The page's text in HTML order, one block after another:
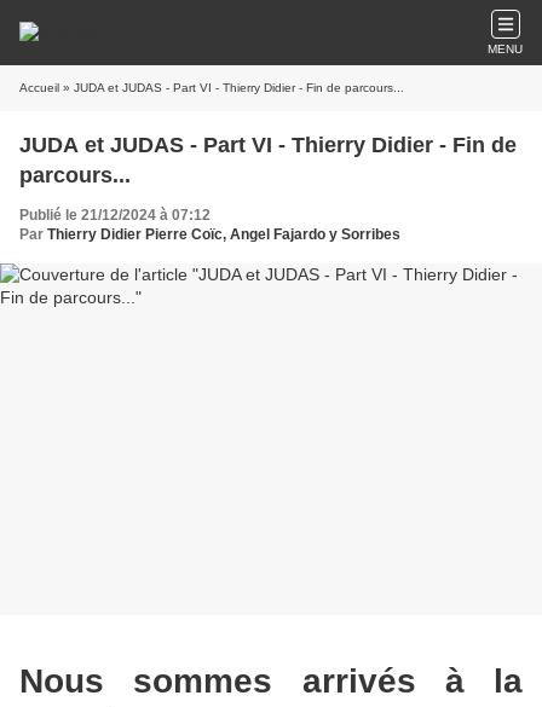
MENU
Accueil » JUDA et JUDAS - Part VI - Thierry Didier - Fin de parcours...
JUDA et JUDAS - Part VI - Thierry Didier - Fin de
parcours...
Publié le 21/12/2024 à 07:12
Par Thierry Didier Pierre Coïc, Angel Fajardo y Sorribes
Nous sommes arrivés à la